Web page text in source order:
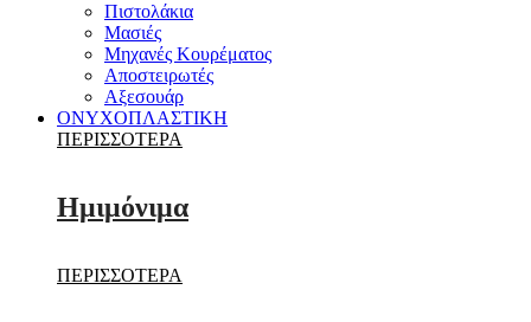
Πιστολάκια
Μασιές
Μηχανές Κουρέματος
Αποστειρωτές
Αξεσουάρ
ΟΝΥΧΟΠΛΑΣΤΙΚΗ
ΠΕΡΙΣΣΟΤΕΡΑ
Ημιμόνιμα
ΠΕΡΙΣΣΟΤΕΡΑ